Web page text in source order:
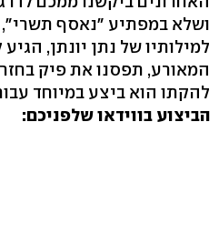
ושלא במפתיע "נאסף תשרי",
למילותיו של נתן יונתן,
המאורע, תפסנו את פיק
להקתו הוא ביצע במיוחד
הביצוע בווידאו שלפניכם: